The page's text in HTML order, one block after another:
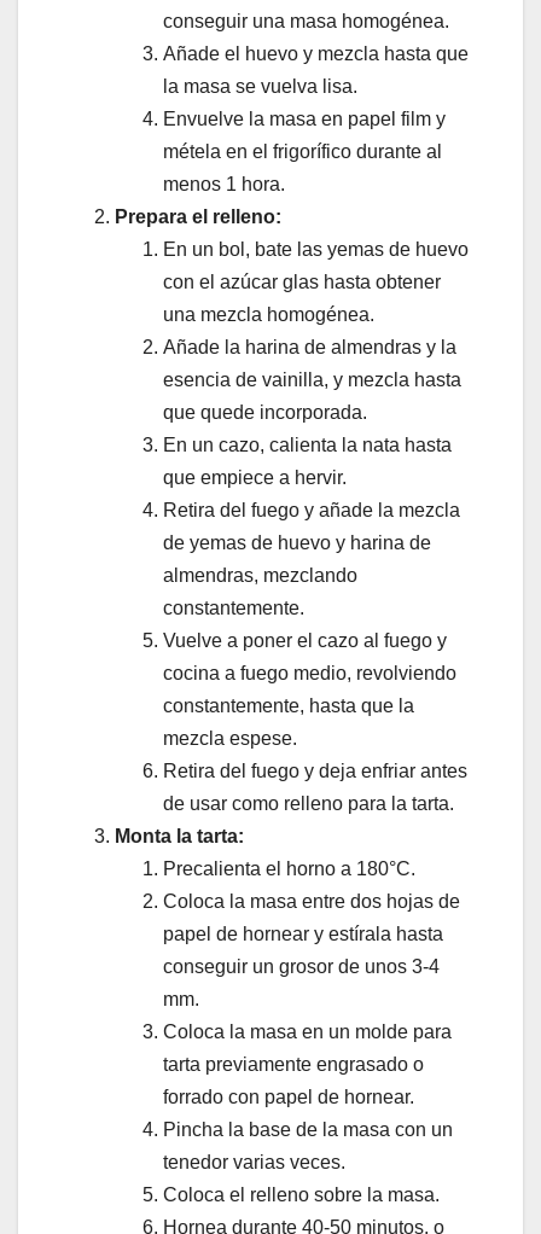
conseguir una masa homogénea.
Añade el huevo y mezcla hasta que
la masa se vuelva lisa.
Envuelve la masa en papel film y
métela en el frigorífico durante al
menos 1 hora.
Prepara el relleno:
En un bol, bate las yemas de huevo
con el azúcar glas hasta obtener
una mezcla homogénea.
Añade la harina de almendras y la
esencia de vainilla, y mezcla hasta
que quede incorporada.
En un cazo, calienta la nata hasta
que empiece a hervir.
Retira del fuego y añade la mezcla
de yemas de huevo y harina de
almendras, mezclando
constantemente.
Vuelve a poner el cazo al fuego y
cocina a fuego medio, revolviendo
constantemente, hasta que la
mezcla espese.
Retira del fuego y deja enfriar antes
de usar como relleno para la tarta.
Monta la tarta:
Precalienta el horno a 180°C.
Coloca la masa entre dos hojas de
papel de hornear y estírala hasta
conseguir un grosor de unos 3-4
mm.
Coloca la masa en un molde para
tarta previamente engrasado o
forrado con papel de hornear.
Pincha la base de la masa con un
tenedor varias veces.
Coloca el relleno sobre la masa.
Hornea durante 40-50 minutos, o